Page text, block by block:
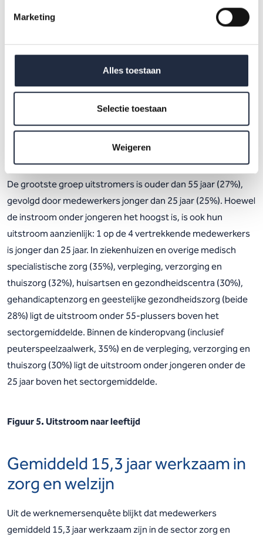
Marketing
Alles toestaan
Selectie toestaan
Weigeren
(46%) en gehandicaptenzorg (46%) ligt het aandeel jongeren
Figuur 4. Instroom naar leeftijd
Hoogste uitstroom onder 55-
plussers, gevolgd door jongeren
De grootste groep uitstromers is ouder dan 55 jaar (27%),
gevolgd door medewerkers jonger dan 25 jaar (25%). Hoewel
de instroom onder jongeren het hoogst is, is ook hun
uitstroom aanzienlijk: 1 op de 4 vertrekkende medewerkers
is jonger dan 25 jaar. In ziekenhuizen en overige medisch
specialistische zorg (35%), verpleging, verzorging en
thuiszorg (32%), huisartsen en gezondheidscentra (30%),
gehandicaptenzorg en geestelijke gezondheidszorg (beide
28%) ligt de uitstroom onder 55-plussers boven het
sectorgemiddelde. Binnen de kinderopvang (inclusief
peuterspeelzaalwerk, 35%) en de verpleging, verzorging en
thuiszorg (30%) ligt de uitstroom onder jongeren onder de
25 jaar boven het sectorgemiddelde.
Figuur 5. Uitstroom naar leeftijd
Gemiddeld 15,3 jaar werkzaam in
zorg en welzijn
Uit de werknemersenquête blijkt dat medewerkers
gemiddeld 15,3 jaar werkzaam zijn in de sector zorg en